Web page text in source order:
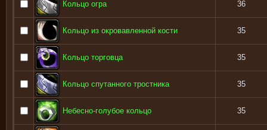
Кольцо огра 36
Кольцо из окровавленной кости 35
Кольцо торговца 35
Кольцо спутанного тростника 35
Небесно-голубое кольцо 35